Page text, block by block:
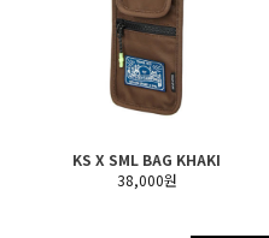
KS X SML BAG KHAKI
38,000원